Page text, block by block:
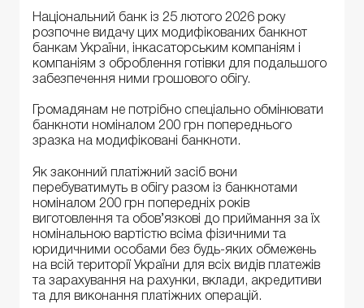
Національний банк із 25 лютого 2026 року
розпочне видачу цих модифікованих банкнот
банкам України, інкасаторським компаніям і
компаніям з оброблення готівки для подальшого
забезпечення ними грошового обігу.
Громадянам не потрібно спеціально обмінювати
банкноти номіналом 200 грн попереднього
зразка на модифіковані банкноти.
Як законний платіжний засіб вони
перебуватимуть в обігу разом із банкнотами
номіналом 200 грн попередніх років
виготовлення та обов’язкові до приймання за їх
номінальною вартістю всіма фізичними та
юридичними особами без будь-яких обмежень
на всій території України для всіх видів платежів
та зарахування на рахунки, вклади, акредитиви
та для виконання платіжних операцій.